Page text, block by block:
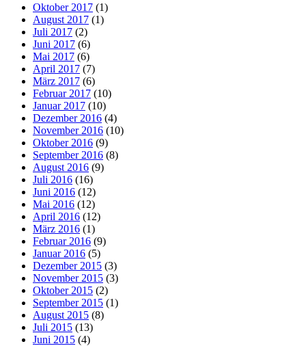
Oktober 2017 (1)
August 2017 (1)
Juli 2017 (2)
Juni 2017 (6)
Mai 2017 (6)
April 2017 (7)
März 2017 (6)
Februar 2017 (10)
Januar 2017 (10)
Dezember 2016 (4)
November 2016 (10)
Oktober 2016 (9)
September 2016 (8)
August 2016 (9)
Juli 2016 (16)
Juni 2016 (12)
Mai 2016 (12)
April 2016 (12)
März 2016 (1)
Februar 2016 (9)
Januar 2016 (5)
Dezember 2015 (3)
November 2015 (3)
Oktober 2015 (2)
September 2015 (1)
August 2015 (8)
Juli 2015 (13)
Juni 2015 (4)